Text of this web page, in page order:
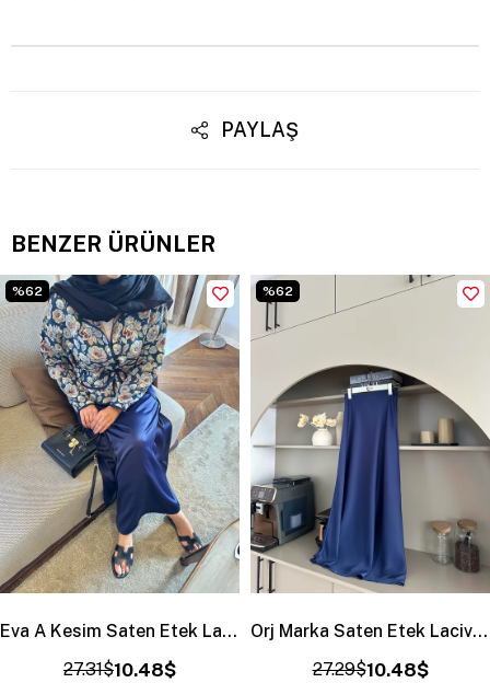
PAYLAŞ
BENZER ÜRÜNLER
Eva A Kesim Saten Etek Lacivert
10.48$
27.31$
%62
Orj Marka Saten Etek Lacivert
10.48$
27.29$
%62